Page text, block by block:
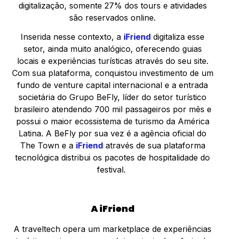
digitalização, somente 27% dos tours e atividades
são reservados online.
Inserida nesse contexto, a iFriend digitaliza esse
setor, ainda muito analógico, oferecendo guias
locais e experiências turísticas através do seu site.
Com sua plataforma, conquistou investimento de um
fundo de venture capital internacional e a entrada
societária do Grupo BeFly, líder do setor turístico
brasileiro atendendo 700 mil passageiros por mês e
possui o maior ecossistema de turismo da América
Latina. A BeFly por sua vez é a agência oficial do
The Town e a iFriendatravés de sua plataforma
tecnológica distribui os pacotes de hospitalidade do
festival.
A iFriend
A traveltech opera um marketplace de experiências